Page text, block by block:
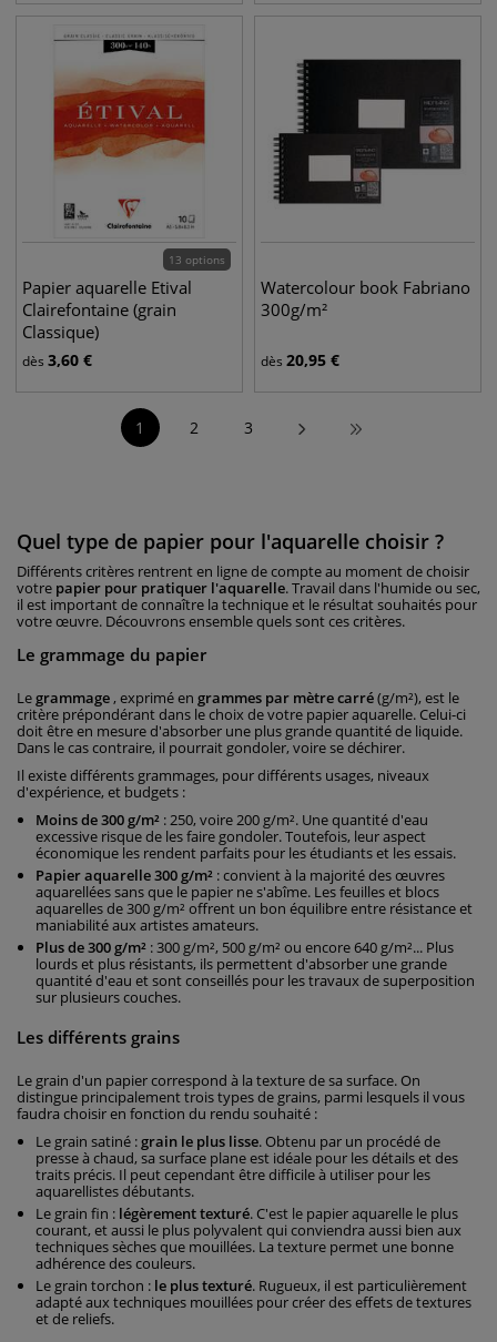
13 options
Papier aquarelle Etival
Clairefontaine (grain
Classique)
dès 3,60 €
Watercolour book Fabriano
300g/m²
dès 20,95 €
1 2 3
Quel type de papier pour l'aquarelle choisir ?
Différents critères rentrent en ligne de compte au moment de choisir
votre papier pour pratiquer l'aquarelle. Travail dans l'humide ou sec,
il est important de connaître la technique et le résultat souhaités pour
votre œuvre. Découvrons ensemble quels sont ces critères.
Le grammage du papier
Legrammage, exprimé en grammes par mètre carré(g/m²), est le
critère prépondérant dans le choix de votre papier aquarelle. Celui-ci
doit être en mesure d'absorber une plus grande quantité de liquide.
Dans le cas contraire, il pourrait gondoler, voire se déchirer.
Il existe différents grammages, pour différents usages, niveaux
d'expérience, et budgets :
Moins de 300 g/m² : 250, voire 200 g/m². Une quantité d'eau
excessive risque de les faire gondoler. Toutefois, leur aspect
économique les rendent parfaits pour les étudiants et les essais.
Papier aquarelle 300 g/m² : convient à la majorité des œuvres
aquarellées sans que le papier ne s'abîme. Les feuilles et blocs
aquarelles de 300 g/m² offrent un bon équilibre entre résistance et
maniabilité aux artistes amateurs.
Plus de 300 g/m² : 300 g/m², 500 g/m² ou encore 640 g/m²... Plus
lourds et plus résistants, ils permettent d'absorber une grande
quantité d'eau et sont conseillés pour les travaux de superposition
sur plusieurs couches.
Les différents grains
Le grain d'un papier correspond à la texture de sa surface. On
distingue principalement trois types de grains, parmi lesquels il vous
faudra choisir en fonction du rendu souhaité :
Le grain satiné :grain le plus lisse. Obtenu par un procédé de
presse à chaud, sa surface plane est idéale pour les détails et des
traits précis. Il peut cependant être difficile à utiliser pour les
aquarellistes débutants.
Le grain fin : légèrement texturé. C'est le papier aquarelle le plus
courant, et aussi le plus polyvalent qui conviendra aussi bien aux
techniques sèches que mouillées. La texture permet une bonne
adhérence des couleurs.
Le grain torchon : le plus texturé. Rugueux, il est particulièrement
adapté aux techniques mouillées pour créer des effets de textures
et de reliefs.